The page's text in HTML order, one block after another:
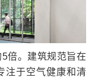
。建筑规范旨在
注于空气健康和清